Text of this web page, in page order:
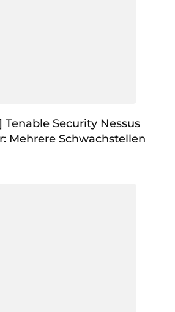
Tenable Security Nessus
Mehrere Schwachstellen